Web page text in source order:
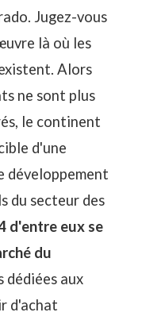
Jugez-vous
là où les
Alors
ne sont plus
le continent
d'une
développement
du secteur des
d'entre eux se
du
dédiées aux
d'achat